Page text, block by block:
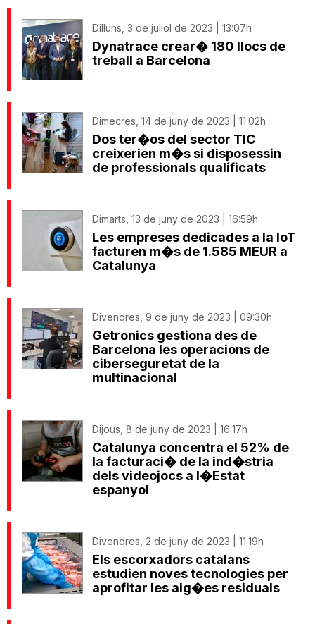
Dilluns, 3 de juliol de 2023 | 13:07h
Dynatrace crear� 180 llocs de
treball a Barcelona
Dimecres, 14 de juny de 2023 | 11:02h
Dos ter�os del sector TIC
creixerien m�s si disposessin
de professionals qualificats
Dimarts, 13 de juny de 2023 | 16:59h
Les empreses dedicades a la IoT
facturen m�s de 1.585 MEUR a
Catalunya
Divendres, 9 de juny de 2023 | 09:30h
Getronics gestiona des de
Barcelona les operacions de
ciberseguretat de la
multinacional
Dijous, 8 de juny de 2023 | 16:17h
Catalunya concentra el 52% de
la facturaci� de la ind�stria
dels videojocs a l�Estat
espanyol
Divendres, 2 de juny de 2023 | 11:19h
Els escorxadors catalans
estudien noves tecnologies per
aprofitar les aig�es residuals